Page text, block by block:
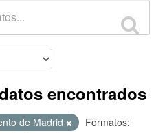
encontrados
de Madrid
Formatos: